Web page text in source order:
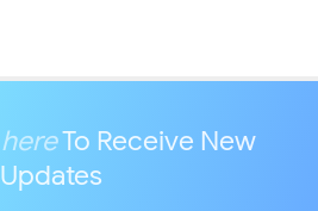
hereTo Receive New
Updates